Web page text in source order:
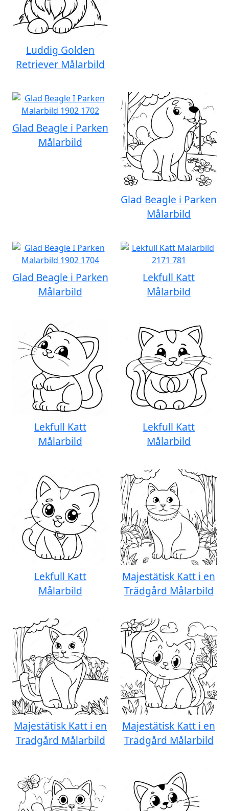
Luddig Golden
Retriever Målarbild
Glad Beagle i Parken
Målarbild
Glad Beagle i Parken
Målarbild
Glad Beagle i Parken
Målarbild
Lekfull Katt
Målarbild
Lekfull Katt
Målarbild
Lekfull Katt
Målarbild
Lekfull Katt
Målarbild
Majestätisk Katt i en
Trädgård Målarbild
Majestätisk Katt i en
Trädgård Målarbild
Majestätisk Katt i en
Trädgård Målarbild